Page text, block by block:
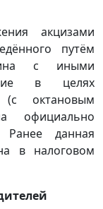
акцизами
путём
с иными
в целях
(с октановым
Ранее данная
в налоговом